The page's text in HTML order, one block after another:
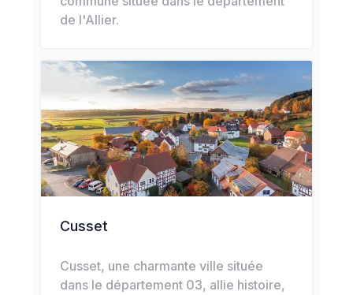
de l'Allier.
Cusset
Cusset, une charmante ville située
dans le département 03, allie histoire,